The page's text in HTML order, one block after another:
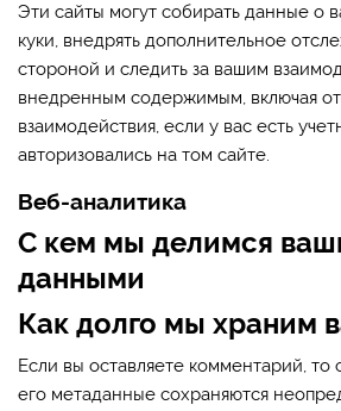
Эти сайты могут собирать данные о
куки, внедрять дополнительное
стороной и следить за вашим
внедренным содержимым, включая
взаимодействия, если у вас есть
авторизовались на том сайте.
Веб-аналитика
С кем мы делимся
данными
Как долго мы храним
Если вы оставляете комментарий,
его метаданные сохраняются